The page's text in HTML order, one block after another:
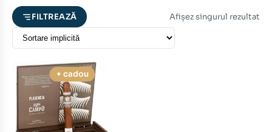
FILTREAZĂ Afișez singurul rezultat
+ cadou